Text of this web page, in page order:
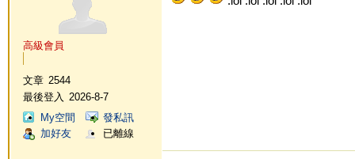
高級會員
文章 2544
最後登入
2026-8-7
My空間
發私訊
加好友
已離線